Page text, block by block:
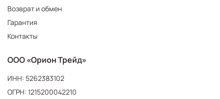
Возврат и обмен
Гарантия
Контакты
ООО «Орион Трейд»
ИНН: 5262383102
ОГРН: 1215200042210